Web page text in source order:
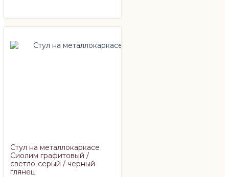
Стул на металлокаркасе
Сиолим графитовый /
светло-серый / черный
глянец